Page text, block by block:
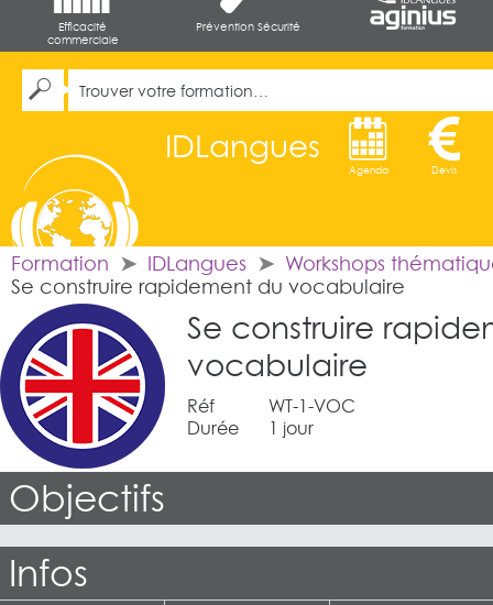
Efficacité
commerciale
Prévention Sécurité
IDLangues
Agenda Devis
Formation IDLangues
Workshops
Se construire rapidement du vocabulaire
Se construire
vocabulaire
Réf
WT-1-VOC
Durée
1 jour
Objectifs
Infos